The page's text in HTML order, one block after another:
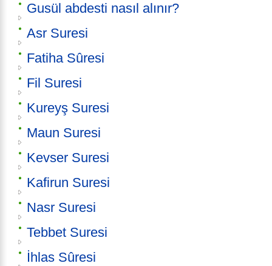
Gusül abdesti nasıl alınır?
Asr Suresi
Fatiha Sûresi
Fil Suresi
Kureyş Suresi
Maun Suresi
Kevser Suresi
Kafirun Suresi
Nasr Suresi
Tebbet Suresi
İhlas Sûresi